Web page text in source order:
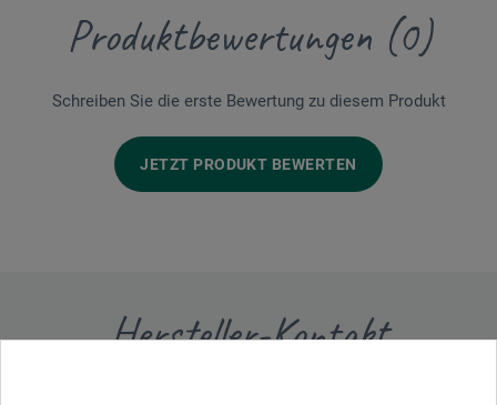
Produktbewertungen (0)
Schreiben Sie die erste Bewertung zu diesem Produkt
JETZT PRODUKT BEWERTEN
Hersteller-Kontakt